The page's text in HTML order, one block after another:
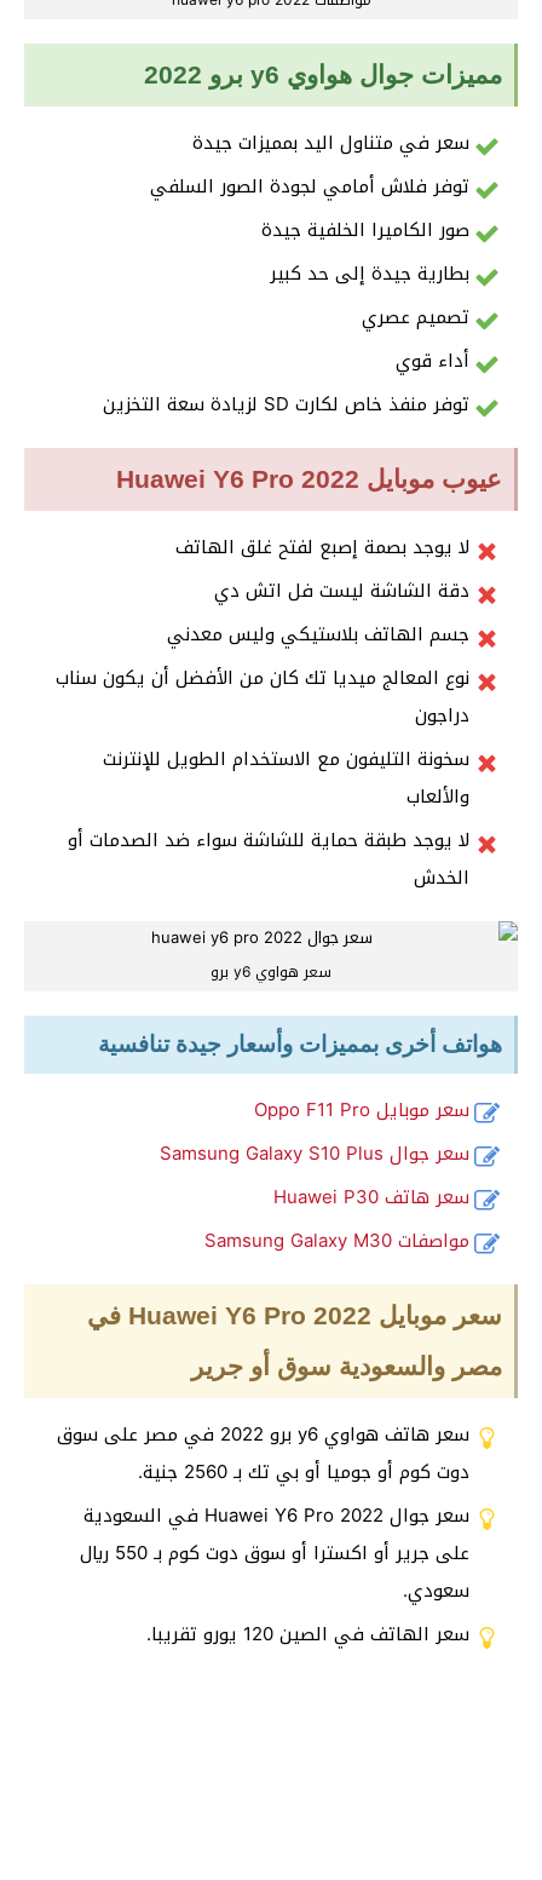
مميزات جوال هواوي y6 برو 2022
سعر في متناول اليد بمميزات جيدة
توفر فلاش أمامي لجودة الصور السلفي
صور الكاميرا الخلفية جيدة
بطارية جيدة إلى حد كبير
تصميم عصري
أداء قوي
توفر منفذ خاص لكارت SD لزيادة سعة التخزين
عيوب موبايل Huawei Y6 Pro 2022
لا يوجد بصمة إصبع لفتح غلق الهاتف
دقة الشاشة ليست فل اتش دي
جسم الهاتف بلاستيكي وليس معدني
نوع المعالج ميديا تك كان من الأفضل أن يكون سناب
دراجون
سخونة التليفون مع الاستخدام الطويل للإنترنت
والألعاب
لا يوجد طبقة حماية للشاشة سواء ضد الصدمات أو
الخدش
سعر هواوي y6 برو
هواتف أخرى بمميزات وأسعار جيدة تنافسية
سعر موبايل Oppo F11 Pro
سعر جوال Samsung Galaxy S10 Plus
سعر هاتف Huawei P30
مواصفات Samsung Galaxy M30
سعر موبايل Huawei Y6 Pro 2022 في
مصر والسعودية سوق أو جرير
سعر هاتف هواوي y6 برو 2022 في مصر على سوق
دوت كوم أو جوميا أو بي تك بـ 2560 جنية.
سعر جوال Huawei Y6 Pro 2022 في السعودية
على جرير أو اكسترا أو سوق دوت كوم بـ 550 ريال
سعودي.
سعر الهاتف في الصين 120 يورو تقريبا.